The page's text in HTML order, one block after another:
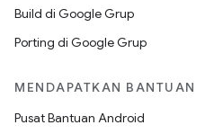
Build di Google Grup
Porting di Google Grup
MENDAPATKAN BANTUAN
Pusat Bantuan Android